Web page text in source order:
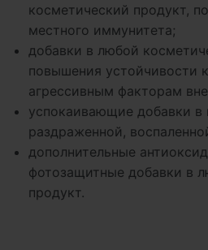
косметический продукт,
местного иммунитета;
добавки в любой
повышения устойчивости
агрессивным факторам
успокаивающие добавки в
раздраженной,
дополнительные
фотозащитные добавки в
продукт.